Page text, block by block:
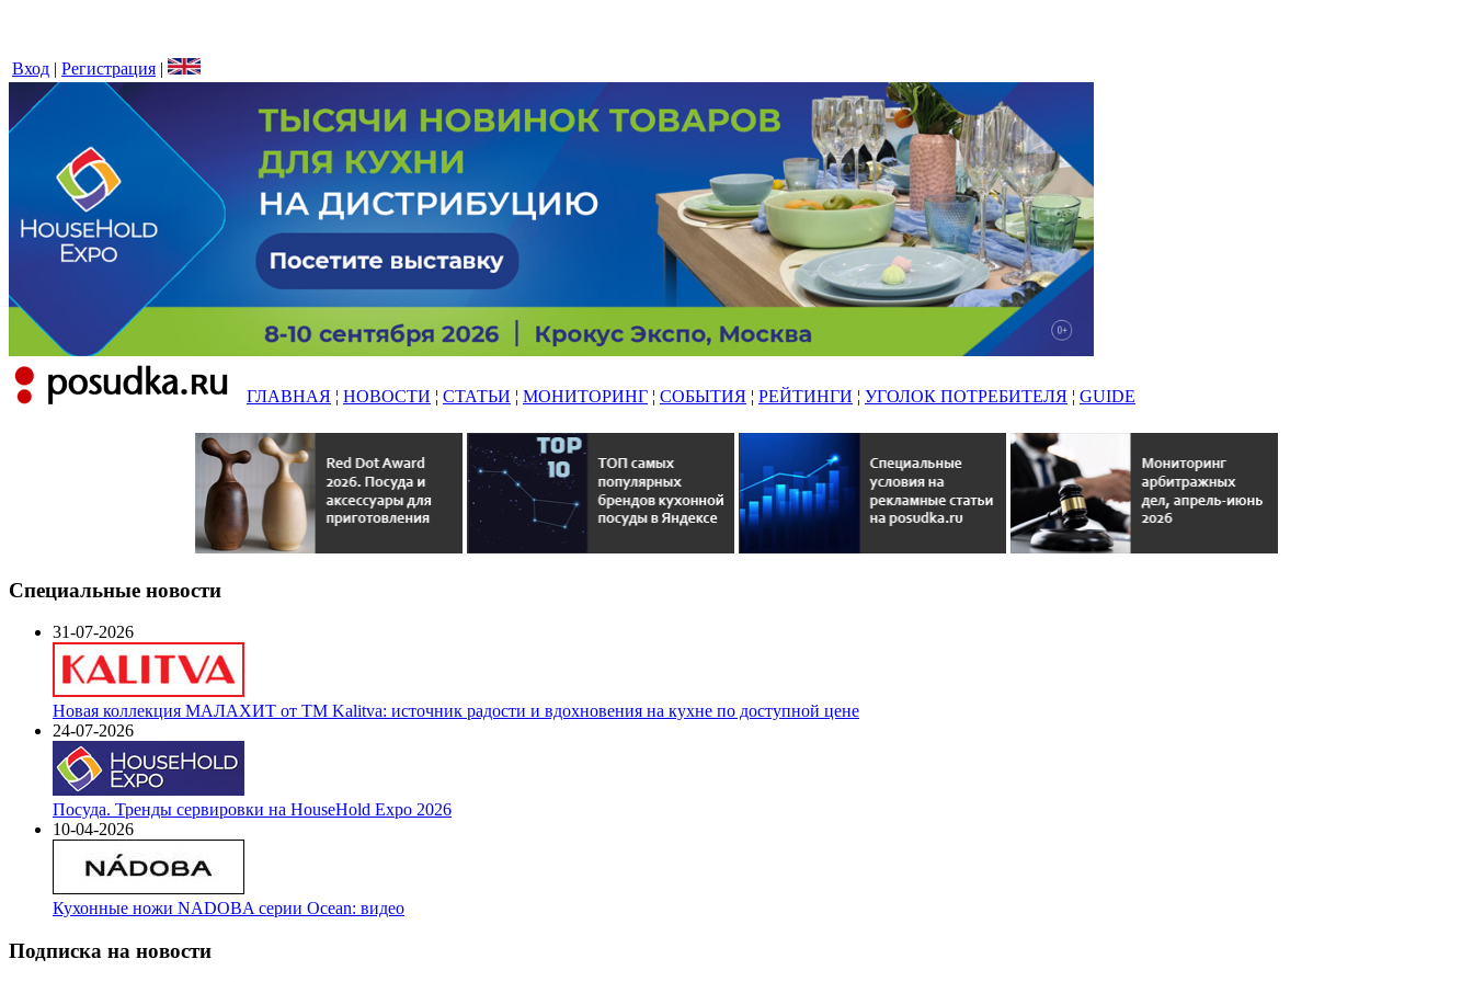
Вход | Регистрация |
ГЛАВНАЯ ¦ НОВОСТИ ¦ СТАТЬИ ¦ МОНИТОРИНГ ¦ СОБЫТИЯ ¦ РЕЙТИНГИ ¦ УГОЛОК ПОТРЕБИТЕЛЯ ¦ GUIDE
Специальные новости
31-07-2026
Новая коллекция МАЛАХИТ от ТМ Kalitva: источник радости и вдохновения на кухне по доступной цене
24-07-2026
Посуда. Тренды сервировки на HouseHold Expo 2026
10-04-2026
Кухонные ножи NADOBA серии Ocean: видео
Подписка на новости